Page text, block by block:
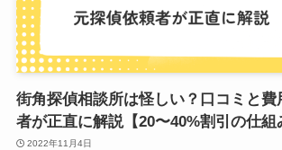
街角探偵相談所は怪しい？口コミと費
者が正直に解説【20〜40%割引の仕組
2022年11月4日